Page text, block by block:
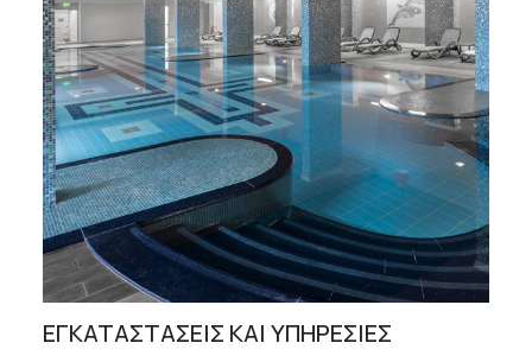
ΕΓΚΑΤΑΣΤΑΣΕΙΣ ΚΑΙ ΥΠΗΡΕΣΙΕΣ